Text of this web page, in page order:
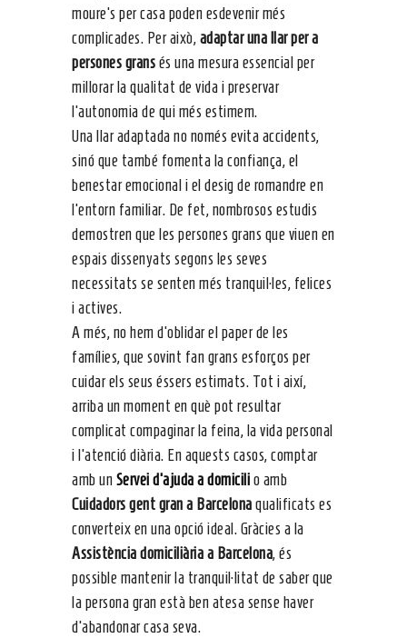
moure’s per casa poden esdevenir més
complicades. Per això, adaptar una llar per a
persones grans és una mesura essencial per
millorar la qualitat de vida i preservar
l’autonomia de qui més estimem.
Una llar adaptada no només evita accidents,
sinó que també fomenta la confiança, el
benestar emocional i el desig de romandre en
l’entorn familiar. De fet, nombrosos estudis
demostren que les persones grans que viuen en
espais dissenyats segons les seves
necessitats se senten més tranquil·les, felices
i actives.
A més, no hem d’oblidar el paper de les
famílies, que sovint fan grans esforços per
cuidar els seus éssers estimats. Tot i així,
arriba un moment en què pot resultar
complicat compaginar la feina, la vida personal
i l’atenció diària. En aquests casos, comptar
amb un Servei d’ajuda a domicili o amb
Cuidadors gent gran a Barcelona qualificats es
converteix en una opció ideal. Gràcies a la
Assistència domiciliària a Barcelona, és
possible mantenir la tranquil·litat de saber que
la persona gran està ben atesa sense haver
d’abandonar casa seva.